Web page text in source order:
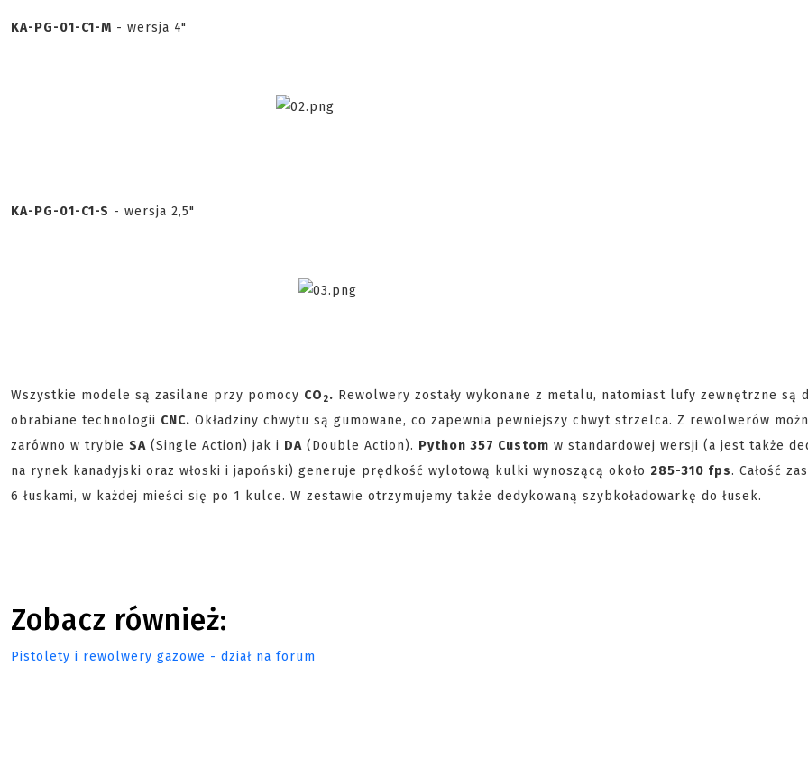
KA-PG-01-C1-M - wersja 4"
KA-PG-01-C1-S - wersja 2,5"
Wszystkie modele są zasilane przy pomocy CO 2. Rewolwery zostały wykonane z metalu, natomiast lufy zewnętrzne są
obrabiane technologii CNC. Okładziny chwytu są gumowane, co zapewnia pewniejszy chwyt strzelca. Z rewolwerów
zarówno w trybie SA (Single Action) jak i DA (Double Action). Python 357 Custom w standardowej wersji (a jest także
na rynek kanadyjski oraz włoski i japoński) generuje prędkość wylotową kulki wynoszącą około 285-310 fps. Całość
6 łuskami, w każdej mieści się po 1 kulce. W zestawie otrzymujemy także dedykowaną szybkoładowarkę do łusek.
Zobacz również:
Pistolety i rewolwery gazowe - dział na forum